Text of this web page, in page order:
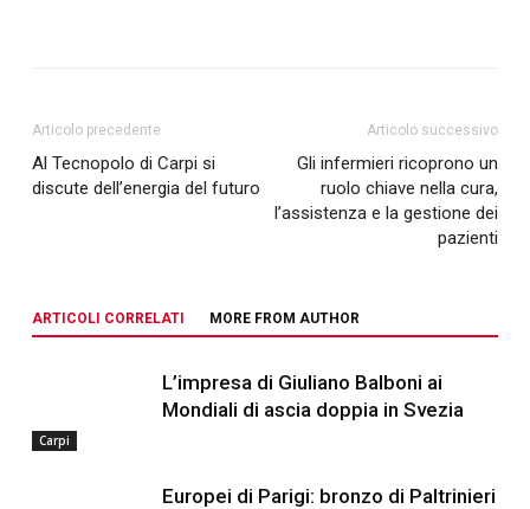
Articolo precedente
Al Tecnopolo di Carpi si
discute dell’energia del futuro
Articolo successivo
Gli infermieri ricoprono un
ruolo chiave nella cura,
l’assistenza e la gestione dei
pazienti
ARTICOLI CORRELATI MORE FROM AUTHOR
Carpi
L’impresa di Giuliano Balboni ai
Mondiali di ascia doppia in Svezia
Europei di Parigi: bronzo di Paltrinieri